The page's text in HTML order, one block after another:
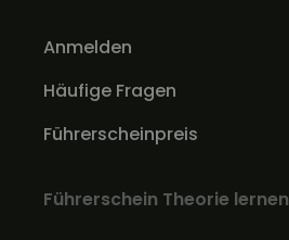
Anmelden
Häufige Fragen
Führerscheinpreis
Führerschein Theorie lernen